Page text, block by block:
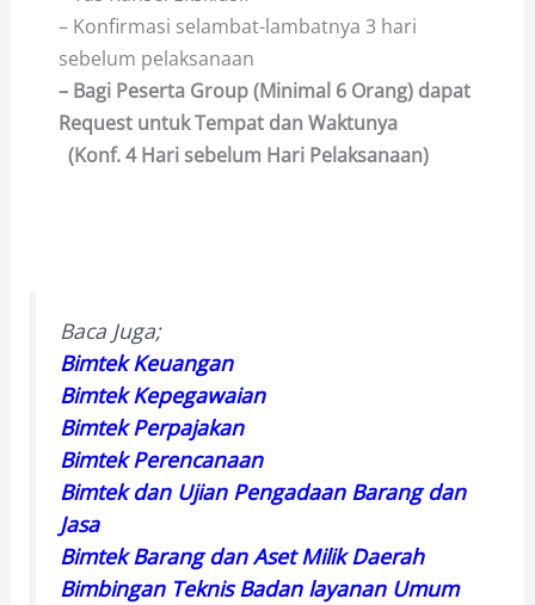
– Konfirmasi selambat-lambatnya 3 hari
sebelum pelaksanaan
– Bagi Peserta Group (Minimal 6 Orang) dapat
Request untuk Tempat dan Waktunya
(Konf. 4 Hari sebelum Hari Pelaksanaan)
Baca Juga;
Bimtek Keuangan
Bimtek Kepegawaian
Bimtek Perpajakan
Bimtek Perencanaan
Bimtek dan Ujian Pengadaan Barang dan
Jasa
Bimtek Barang dan Aset Milik Daerah
Bimbingan Teknis Badan layanan Umum